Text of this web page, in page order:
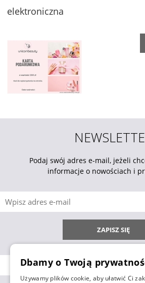
elektroniczna
Podaj swój adres e-mail, jeżeli
informacje o nowościach i
ZAPISZ SIĘ
Dbamy o Twoją
Używamy plików cookie, aby ułatwić Ci